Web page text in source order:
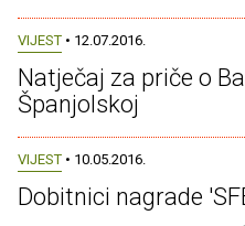
VIJEST • 12.07.2016.
Natječaj za priče o
Španjolskoj
VIJEST • 10.05.2016.
Dobitnici nagrade